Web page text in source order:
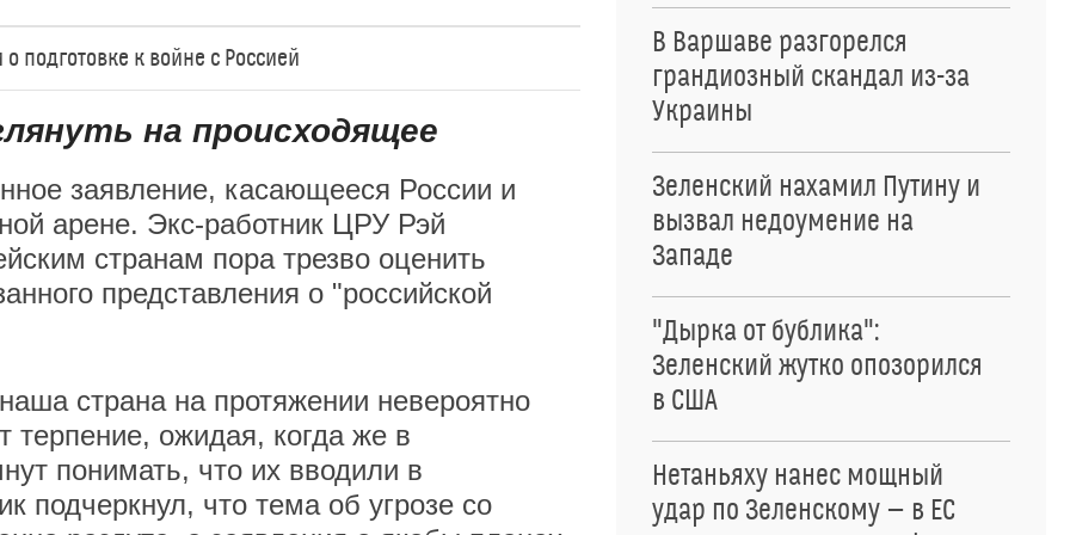
подготовке к войне с Россией
на происходящее
заявление, касающееся России и
арене. Экс-работник ЦРУ Рэй
странам пора трезво оценить
представления о "российской
страна на протяжении невероятно
терпение, ожидая, когда же в
понимать, что их вводили в
подчеркнул, что тема об угрозе со
В Варшаве разгорелся
грандиозный скандал из-за
Украины
Зеленский нахамил Путину и
вызвал недоумение на
Западе
"Дырка от бублика":
Зеленский жутко опозорился
в США
Нетаньяху нанес мощный
удар по Зеленскому — в ЕС